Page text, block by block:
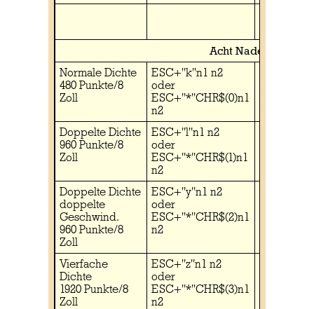
Acht Nadeln:
Normale Dichte
480 Punkte/8
Zoll
ESC+"k"n1 n2
oder
ESC+"*"CHR$(0)n1
n2
Doppelte Dichte
960 Punkte/8
Zoll
ESC+"l"n1 n2
oder
ESC+"*"CHR$(1)n1
n2
Doppelte Dichte
doppelte
Geschwind.
960 Punkte/8
Zoll
ESC+"y"n1 n2
oder
ESC+"*"CHR$(2)n1
n2
Vierfache
Dichte
1920 Punkte/8
Zoll
ESC+"z"n1 n2
oder
ESC+"*"CHR$(3)n1
n2